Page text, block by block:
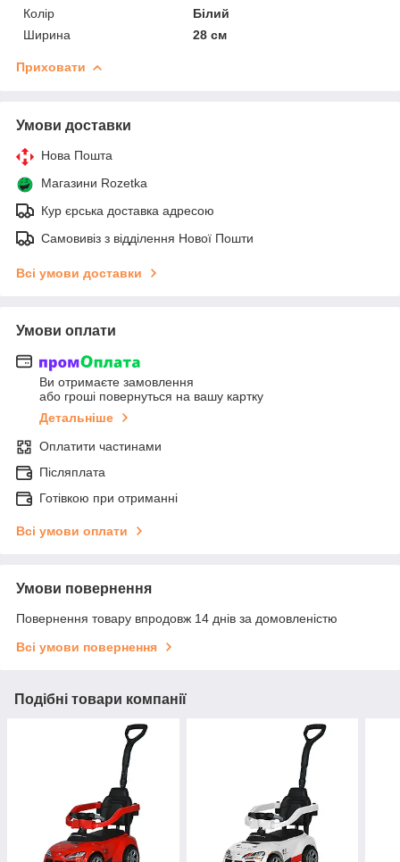
Колір
Білий
Ширина
28 см
Приховати
Умови доставки
Нова Пошта
Магазини Rozetka
Кур єрська доставка адресою
Самовивіз з відділення Нової Пошти
Всі умови доставки
Умови оплати
Ви отримаєте замовлення
або гроші повернуться на вашу картку
Детальніше
Оплатити частинами
Післяплата
Готівкою при отриманні
Всі умови оплати
Умови повернення
Повернення товару впродовж 14 днів за домовленістю
Всі умови повернення
Подібні товари компанії